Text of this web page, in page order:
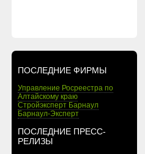
ПОСЛЕДНИЕ ФИРМЫ
Управление Росреестра по
Алтайскому краю
Стройэксперт Барнаул
Барнаул-Эксперт
ПОСЛЕДНИЕ ПРЕСС-
РЕЛИЗЫ